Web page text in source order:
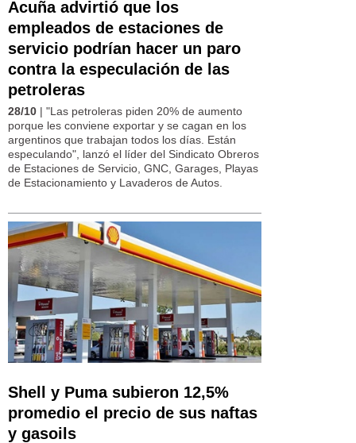
Acuña advirtió que los
empleados de estaciones de
servicio podrían hacer un paro
contra la especulación de las
petroleras
28/10 | "Las petroleras piden 20% de aumento
porque les conviene exportar y se cagan en los
argentinos que trabajan todos los días. Están
especulando", lanzó el líder del Sindicato Obreros
de Estaciones de Servicio, GNC, Garages, Playas
de Estacionamiento y Lavaderos de Autos.
Shell y Puma subieron 12,5%
promedio el precio de sus naftas
y gasoils